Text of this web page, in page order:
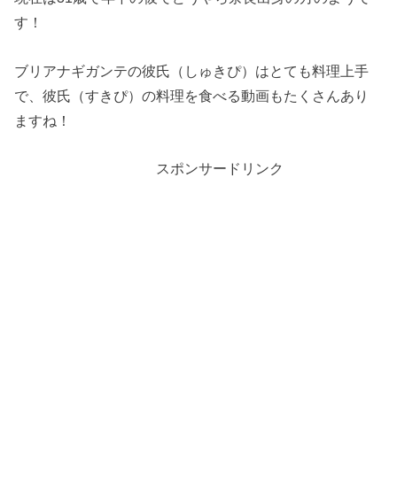
す！
ブリアナギガンテの彼氏（しゅきぴ）はとても料理上手
で、彼氏（すきぴ）の料理を食べる動画もたくさんあり
ますね！
スポンサードリンク